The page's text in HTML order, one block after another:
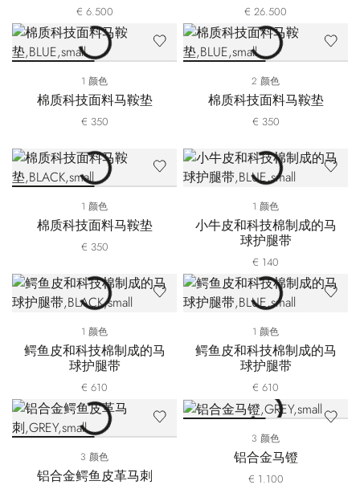
€ 6.500 € 26.500
1 颜色
棉质科技面料马鞍垫
€ 350
2 颜色
棉质科技面料马鞍垫
€ 350
1 颜色
棉质科技面料马鞍垫
€ 350
1 颜色
小牛皮和科技棉制成的马
球护腿带
€ 140
1 颜色
鳄鱼皮和科技棉制成的马
球护腿带
€ 610
1 颜色
鳄鱼皮和科技棉制成的马
球护腿带
€ 610
3 颜色
铝合金鳄鱼皮革马刺
3 颜色
铝合金马镫
€ 1.100